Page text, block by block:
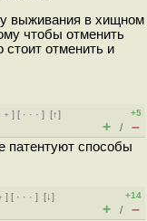
выживания в хищном
чтобы отменить
стоит отменить и
] [ · · ·][↑]
+5
+ / –
патентуют способы
] [ · · ·][↓]
+14
+ / –